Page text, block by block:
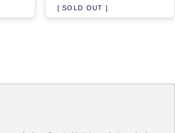
[ SOLD OUT ]